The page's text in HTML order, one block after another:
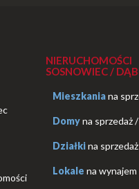
NIERUCHOMOŚCI
SOSNOWIEC /
Mieszkaniana
Domyna sprzedaż/
Działkina sprzedaż
Lokale na wynajem